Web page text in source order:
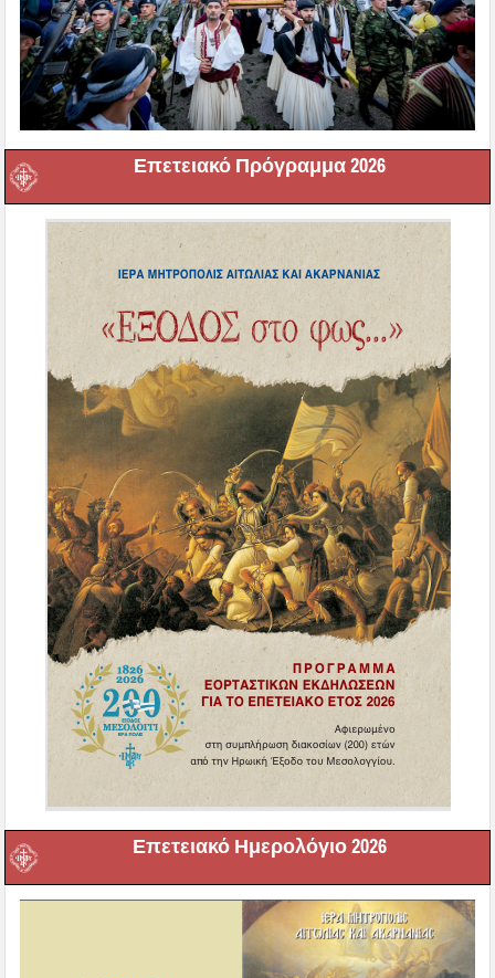
Επετειακό Πρόγραμμα 2026
Επετειακό Ημερολόγιο 2026